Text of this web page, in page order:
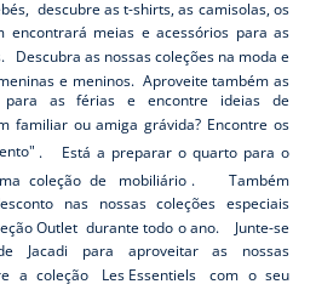
descubre as t-shirts, as camisolas, os
encontrará meias e acessórios para as
Descubra as nossas coleções na moda e
e meninos. Aproveite também as
para as férias e encontre ideias de
familiar ou amiga grávida? Encontre os
. Está a preparar o quarto para o
coleção de
mobiliário . Também
nas nossas coleções especiais
Outlet durante todo o ano. Junte-se
Jacadi para aproveitar as nossas
a coleção Les Essentiels com o seu